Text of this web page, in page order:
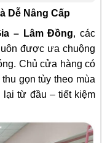
Dễ Nâng Cấp
– Lâm Đồng, các
được ưa chuộng
Chủ cửa hàng có
gọn tùy theo mùa
lại từ đầu – tiết kiệm